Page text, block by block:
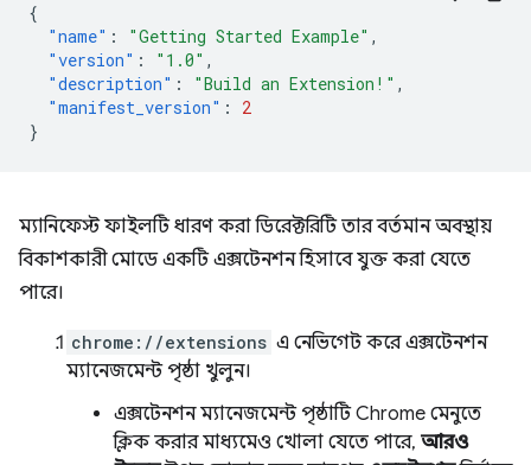
{
"name" : "Getting Started Example" ,
"version" : "1.0" ,
"description" : "Build an Extension!" ,
"manifest_version" :
2
}
ম্যানিফেস্ট ফাইলটি ধারণ করা ডিরেক্টরিটি তার বর্তমান অবস্থায়
বিকাশকারী মোডে একটি এক্সটেনশন হিসাবে যুক্ত করা যেতে
পারে।
chrome://extensions এ নেভিগেট করে এক্সটেনশন
ম্যানেজমেন্ট পৃষ্ঠা খুলুন।
এক্সটেনশন ম্যানেজমেন্ট পৃষ্ঠাটি Chrome মেনুতে
ক্লিক করার মাধ্যমেও খোলা যেতে পারে, আরও